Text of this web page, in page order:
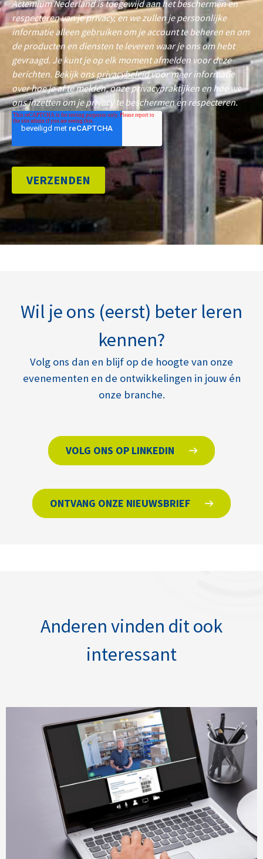
Wil je ons (eerst) beter leren
kennen?
Volg ons dan en blijf op de hoogte van onze
evenementen en de ontwikkelingen in jouw én
onze branche.
VOLG ONS OP LINKEDIN
ONTVANG ONZE NIEUWSBRIEF
Anderen vinden dit ook
interessant